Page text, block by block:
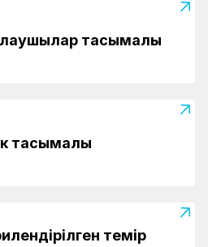
тасымалы
тасымалы
темір